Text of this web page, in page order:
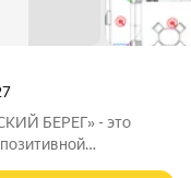
БЕРЕГ» - это